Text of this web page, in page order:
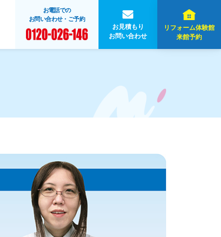
お電話での
お問い合わせ・ご予約
お見積もり
お問い合わせ
リフォーム体験館
来館予約